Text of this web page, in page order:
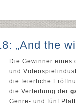
„And the
Die Gewinner eines
und
die feierliche
die Verleihung der
Genre- und fünf